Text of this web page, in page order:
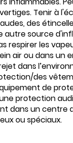
Tenir à
des
autre source
respirer les
air ou dans un
dans
des
de
protection
dans un centre
ou spéciaux.